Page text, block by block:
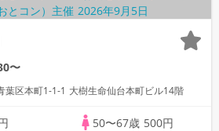
〜
葉区本町1-1-1 大樹生命仙台本町ビル14階
50〜67歳 500円